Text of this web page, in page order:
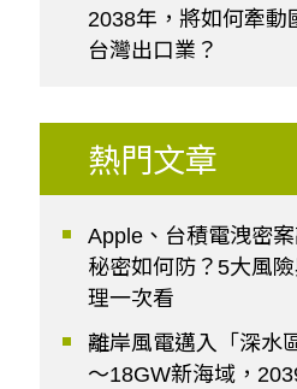
2038年，將如何牽動
台灣出口業？
熱門文章
Apple、台積電洩密
秘密如何防？5大風
理一次看
離岸風電邁入「深水
～18GW新海域，